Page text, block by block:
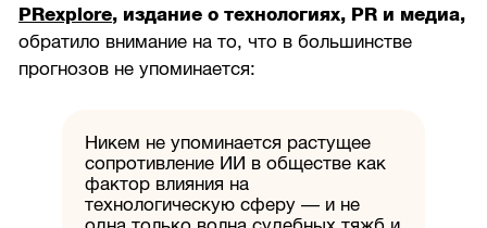
PRexplore, издание о технологиях, PR и медиа,
обратило внимание на то, что в большинстве
прогнозов не упоминается:
Никем не упоминается растущее
сопротивление ИИ в обществе как
фактор влияния на
технологическую сферу — и не